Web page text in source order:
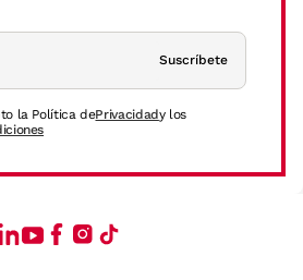
Suscríbete
la Política dePrivacidady los